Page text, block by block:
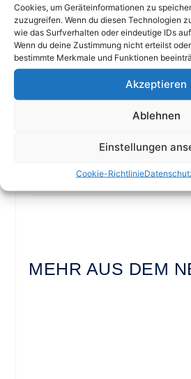
Cookies, um Geräteinformationen zu
zuzugreifen. Wenn du diesen Technologien
wie das Surfverhalten oder eindeutige IDs
Wenn du deine Zustimmung nicht erteilst
bestimmte Merkmale und Funktionen
Akzeptieren
Ablehnen
Einstellungen
Cookie-Richtlinie
Share
MEHR AUS DEM